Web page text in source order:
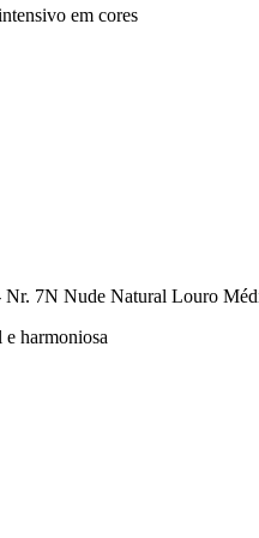
em cores
Nr. 7N Nude Natural Louro
harmoniosa